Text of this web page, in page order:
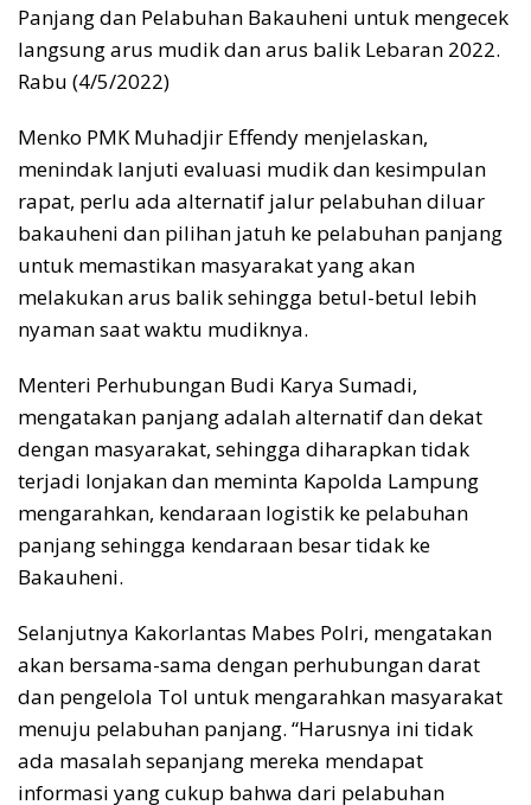
Panjang dan Pelabuhan Bakauheni untuk mengecek
langsung arus mudik dan arus balik Lebaran 2022.
Rabu (4/5/2022)
Menko PMK Muhadjir Effendy menjelaskan,
menindak lanjuti evaluasi mudik dan kesimpulan
rapat, perlu ada alternatif jalur pelabuhan diluar
bakauheni dan pilihan jatuh ke pelabuhan panjang
untuk memastikan masyarakat yang akan
melakukan arus balik sehingga betul-betul lebih
nyaman saat waktu mudiknya.
Menteri Perhubungan Budi Karya Sumadi,
mengatakan panjang adalah alternatif dan dekat
dengan masyarakat, sehingga diharapkan tidak
terjadi lonjakan dan meminta Kapolda Lampung
mengarahkan, kendaraan logistik ke pelabuhan
panjang sehingga kendaraan besar tidak ke
Bakauheni.
Selanjutnya Kakorlantas Mabes Polri, mengatakan
akan bersama-sama dengan perhubungan darat
dan pengelola Tol untuk mengarahkan masyarakat
menuju pelabuhan panjang. “Harusnya ini tidak
ada masalah sepanjang mereka mendapat
informasi yang cukup bahwa dari pelabuhan